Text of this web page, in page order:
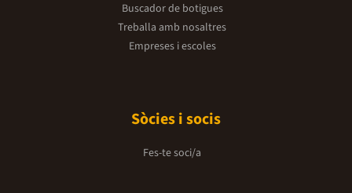
Buscador de botigues
Treballa amb nosaltres
Empreses i escoles
Sòcies i socis
Fes-te soci/a